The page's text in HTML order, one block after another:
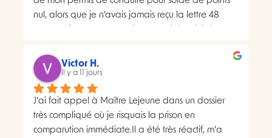
nul, alors que je n’avais jamais reçu la lettre 48
distributions à deux dates différentes, ce qui me
semblait présenter une anomalie nécessitant une
analyse juridique.Après avoir consulté les
nombreux avis positifs concernant Maître Lejeune,
je lui ai envoyé par courriel l’intégralité de mon
dossier. Je lui ai également demandé, à plusieurs
Victor H.
il y a 11 jours
J'ai fait appel à Maître Lejeune dans un dossier
très compliqué où je risquais la prison en
comparution immédiate.Il a été très réactif, m'a